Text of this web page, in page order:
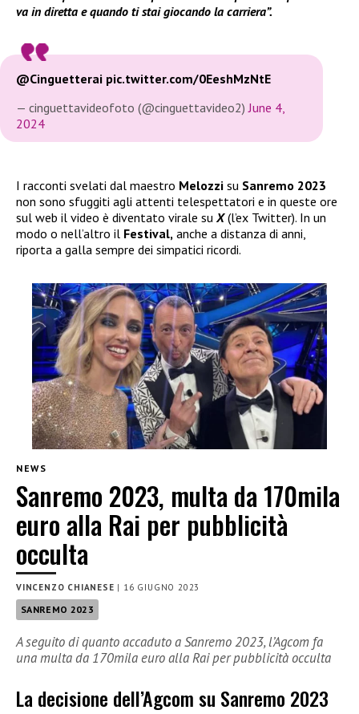
va in diretta e quando ti stai giocando la carriera”.
@Cinguetterai pic.twitter.com/0EeshMzNtE
— cinguettavideofoto (@cinguettavideo2) June 4,
2024
I racconti svelati dal maestro Melozzi su Sanremo 2023
non sono sfuggiti agli attenti telespettatori e in queste ore
sul web il video è diventato virale su X(l’ex Twitter). In un
modo o nell’altro il Festival, anche a distanza di anni,
riporta a galla sempre dei simpatici ricordi.
NEWS
Sanremo 2023, multa da 170mila
euro alla Rai per pubblicità
occulta
VINCENZO CHIANESE | 16 GIUGNO 2023
SANREMO 2023
A seguito di quanto accaduto a Sanremo 2023, l’Agcom fa
una multa da 170mila euro alla Rai per pubblicità occulta
La decisione dell’Agcom su Sanremo 2023